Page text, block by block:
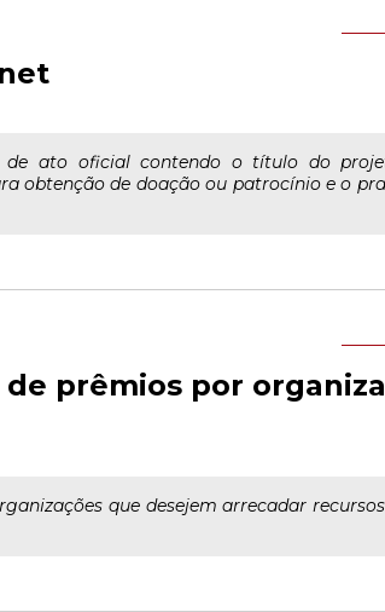
de ato oficial contendo o título do
obtenção de doação ou patrocínio e o
prêmios por
que desejem arrecadar